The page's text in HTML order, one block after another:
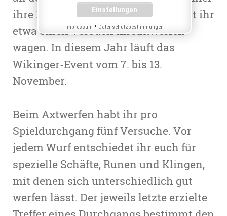
ihre Freude gehabt hätten. So könnt ihr
etwa einen Versuch im Axtwerfen
wagen. In diesem Jahr läuft das
Wikinger-Event vom 7. bis 13.
November.
Beim Axtwerfen habt ihr pro
Spieldurchgang fünf Versuche. Vor
jedem Wurf entschiedet ihr euch für
spezielle Schäfte, Runen und Klingen,
mit denen sich unterschiedlich gut
werfen lässt. Der jeweils letzte erzielte
Impressum • Datenschutzbestimmungen